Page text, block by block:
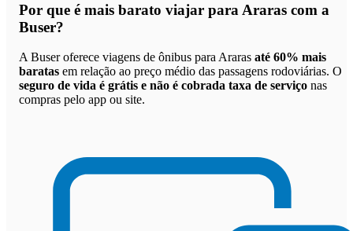
Por que é mais barato viajar para Araras com a
Buser?
A Buser oferece viagens de ônibus para Araras até 60% mais
baratas em relação ao preço médio das passagens rodoviárias. O
seguro de vida é grátis e não é cobrada taxa de serviço nas
compras pelo app ou site.